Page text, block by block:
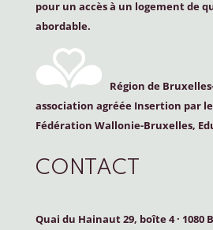
pour un accès à un logement de
abordable.
Région de
association agréée Insertion par
Fédération Wallonie-Bruxelles,
CONTACT
Quai du Hainaut 29, boîte 4· 1080